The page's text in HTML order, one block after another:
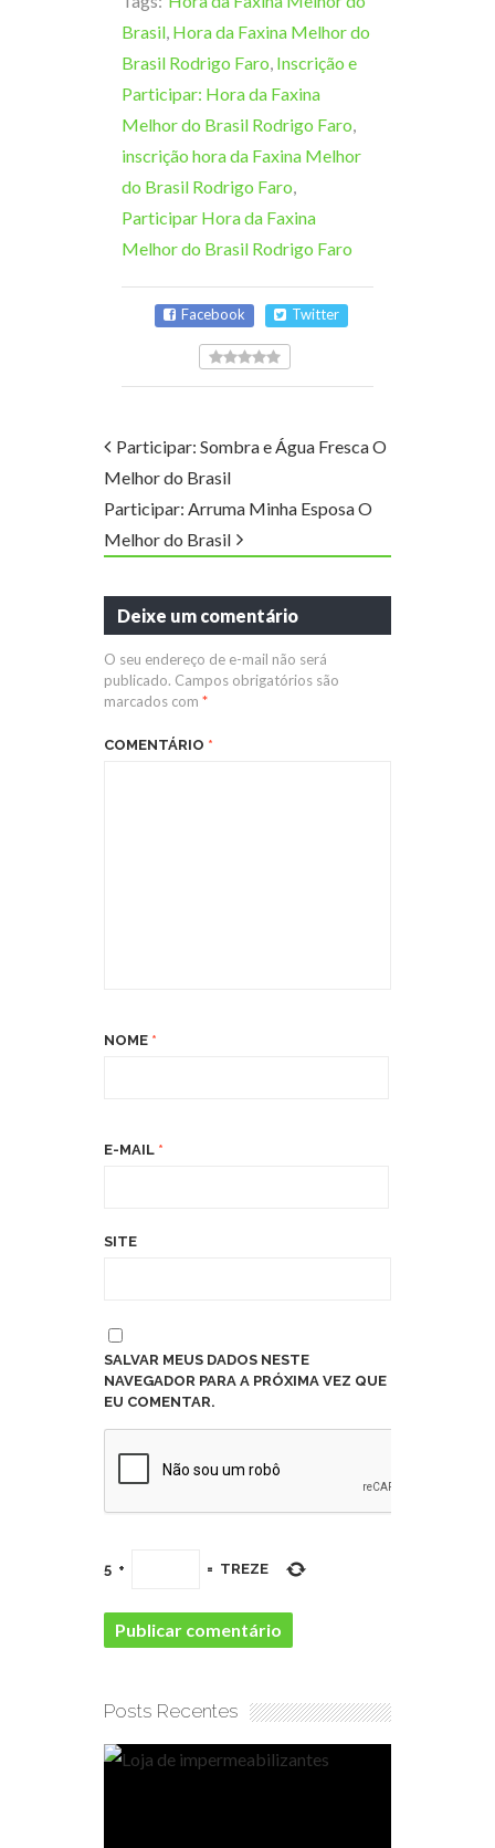
Brasil, Hora da Faxina Melhor do
Brasil Rodrigo Faro, Inscrição e
Participar: Hora da Faxina
Melhor do Brasil Rodrigo Faro,
inscrição hora da Faxina Melhor
do Brasil Rodrigo Faro,
Participar Hora da Faxina
Melhor do Brasil Rodrigo Faro
Facebook Twitter
Participar: Sombra e Água Fresca O
Melhor do Brasil
Participar: Arruma Minha Esposa O
Melhor do Brasil
Deixe um comentário
O seu endereço de e-mail não será
publicado. Campos obrigatórios são
marcados com *
COMENTÁRIO *
NOME *
E-MAIL *
SITE
SALVAR MEUS DADOS NESTE
NAVEGADOR PARA A PRÓXIMA VEZ QUE
EU COMENTAR.
5 + = TREZE
Posts Recentes